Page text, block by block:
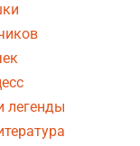
легенды